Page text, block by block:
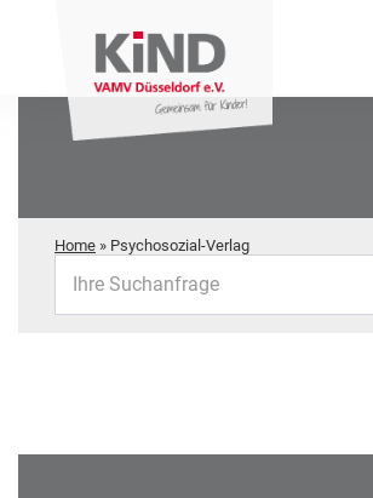
Home » Psychosozial-Verlag
Ihre Suchanfrage